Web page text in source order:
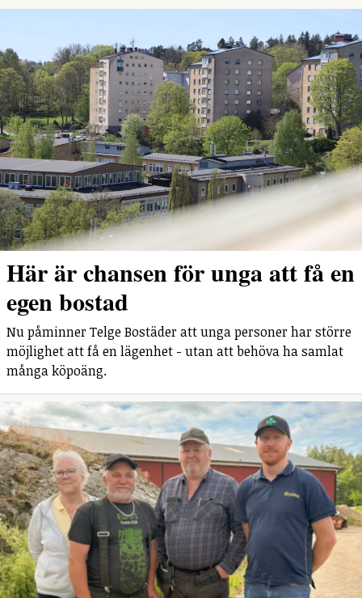
Här är chansen för unga att få en
egen bostad
Nu påminner Telge Bostäder att unga personer har större
möjlighet att få en lägenhet - utan att behöva ha samlat
många köpoäng.